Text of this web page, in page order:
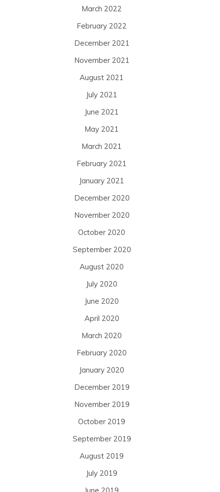
March 2022
February 2022
December 2021
November 2021
August 2021
July 2021
June 2021
May 2021
March 2021
February 2021
January 2021
December 2020
November 2020
October 2020
September 2020
August 2020
July 2020
June 2020
April 2020
March 2020
February 2020
January 2020
December 2019
November 2019
October 2019
September 2019
August 2019
July 2019
June 2019